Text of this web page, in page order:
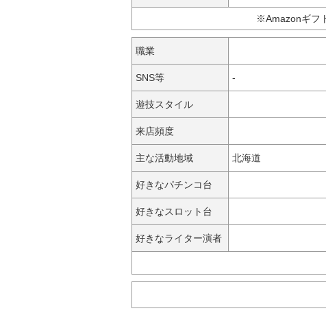
※Amazonギフ
職業
SNS等 -
遊技スタイル
来店頻度
主な活動地域 北海道
好きなパチンコ台
好きなスロット台
好きなライター演者